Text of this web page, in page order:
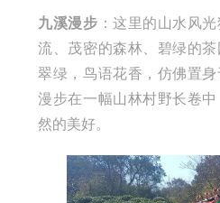
九溪漫步 ：这里的山水风
流、茂密的森林、碧绿的
翠绿，鸟语花香，仿佛置身
漫步在一幅山林村野长卷
然的美好。